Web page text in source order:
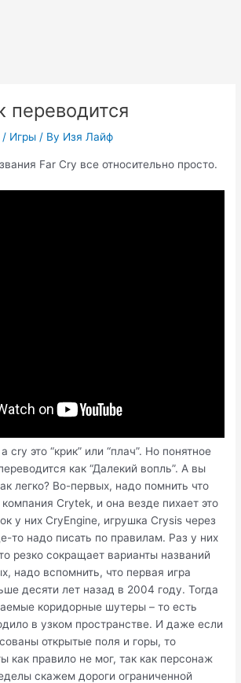
переводится
/ Игры / By Изя Лайф
Far Cry все относительно просто.
а cry это “крик” или “плач”. Но понятное
как “Далекий вопль”. А вы
легко? Во-первых, надо помнить что
компания Crytek, и она везде пихает это
у них CryEngine, игрушка Crysis через
то надо писать по правилам. Раз у них
резко сокращает варианты названий
надо вспомнить, что первая игра
десяти лет назад в 2004 году. Тогда
коридорные шутеры – то есть
в узком пространстве. И даже если
открытые поля и горы, то
как правило не мог, так как персонаж
скажем дороги ограниченной